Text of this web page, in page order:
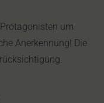
um
Anerkennung! Die